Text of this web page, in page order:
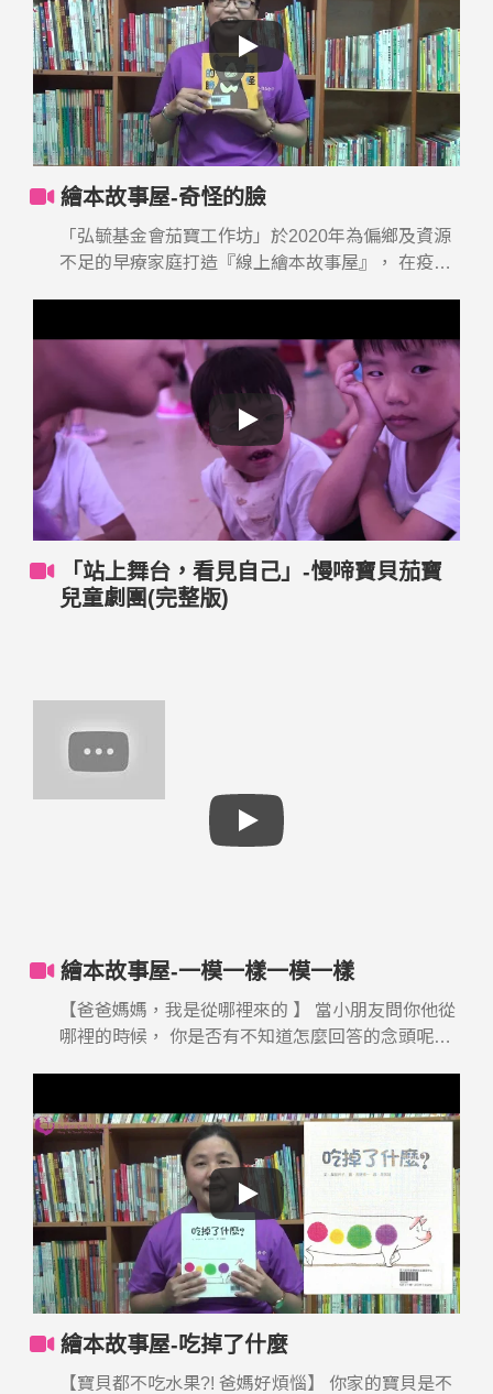
繪本故事屋-奇怪的臉
「弘毓基金會茄寶工作坊」於2020年為偏鄉及資源
不足的早療家庭打造『線上繪本故事屋』， 在疫情
驗活動拉近親子關係。 孩子的早期療育陪伴，可以
更簡單，讓弘毓陪著您與孩子一起成長。 #弘毓基
金會 #茄寶工作坊 #繪本故事屋 #早期療育 #發展遲
緩兒童 茄寶工作坊結合醫療及特教專業師資，提供
0-6歲發展遲緩或身心障礙兒童到宅服務、時段療
育、親子團課、認知訓練、生活自理訓練、親職諮
詢、玩具圖書室等服務。 ➤了解弘毓服務：
https://hongyu.eoffering.org.tw/ ➤第一手愛心訊息：
♡♡♡弘毓基金會，邀請您共同支持遲緩兒的早期
療育♡♡♡ 官方網站線上捐款
https://www.interpay.com.tw/donate 智邦公益網
https://reurl.cc/xZaKmV
「站上舞台，看見自己」-慢啼寶貝茄寶
兒童劇團(完整版)
繪本故事屋-一模一樣一模一樣
【爸爸媽媽，我是從哪裡來的 】 當小朋友問你他從
哪裡的時候， 你是否有不知道怎麼回答的念頭呢?
屋 https://youtu.be/dyBWDjSOMJs 陪你打造美好的
親子時光～ 「弘毓基金會茄寶工作坊」於2020年為
偏鄉及資源不足的早療家庭打造『線上繪本故事
屋』~ ★影片播出時間【每月二、四周/周一/晚上六
點】千萬不要錯過!!!★ 在疫情嚴峻的時刻，希望家
長們不要停下療育的腳步，帶著孩子一起閱讀繪
本，用更有趣的說故事方式及體驗活動拉近親子關
係。 孩子的早期療育陪伴，可以更簡單，讓弘毓陪
繪本故事屋 #早期療育 #發展遲緩兒童 茄寶工作坊
結合醫療及特教專業師資，提供0-6歲發展遲緩或身
繪本故事屋-吃掉了什麼
【寶貝都不吃水果?! 爸媽好煩惱】 你家的寶貝是不